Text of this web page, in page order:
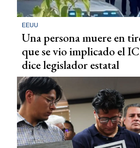
EEUU
Una persona muere en
que se vio implicado el
dice legislador estatal